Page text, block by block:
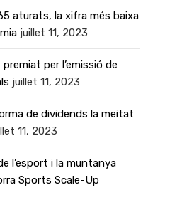
aturats, la xifra més baixa
juillet 11, 2023
per l’emissió de
juillet 11, 2023
de dividends la meitat
11, 2023
l’esport i la muntanya
Sports Scale-Up